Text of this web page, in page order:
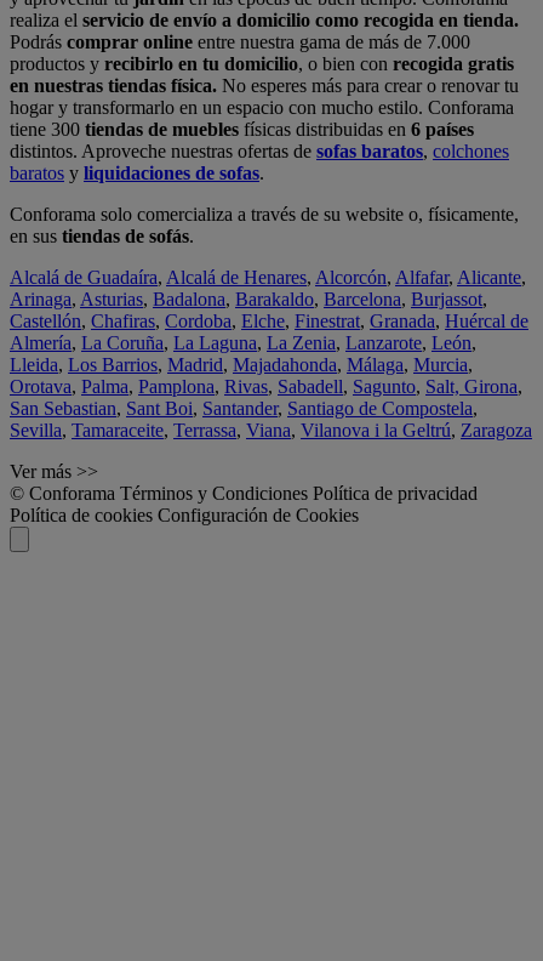
realiza el servicio de envío a domicilio como recogida en tienda.
Podrás comprar online entre nuestra gama de más de 7.000
productos y recibirlo en tu domicilio, o bien con recogida gratis
en nuestras tiendas física. No esperes más para crear o renovar tu
hogar y transformarlo en un espacio con mucho estilo. Conforama
tiene 300 tiendas de muebles físicas distribuidas en 6 países
distintos. Aproveche nuestras ofertas de sofas baratos, colchones
baratos y liquidaciones de sofas.
Conforama solo comercializa a través de su website o, físicamente,
en sus tiendas de sofás.
Alcalá de Guadaíra, Alcalá de Henares, Alcorcón, Alfafar, Alicante,
Arinaga, Asturias, Badalona, Barakaldo, Barcelona, Burjassot,
Castellón, Chafiras, Cordoba, Elche, Finestrat, Granada, Huércal de
Almería, La Coruña, La Laguna, La Zenia, Lanzarote, León,
Lleida, Los Barrios, Madrid, Majadahonda, Málaga, Murcia,
Orotava, Palma, Pamplona, Rivas, Sabadell, Sagunto, Salt, Girona,
San Sebastian, Sant Boi, Santander, Santiago de Compostela,
Sevilla, Tamaraceite, Terrassa, Viana, Vilanova i la Geltrú, Zaragoza
Ver más >>
© Conforama Términos y Condiciones Política de privacidad
Política de cookies Configuración de Cookies